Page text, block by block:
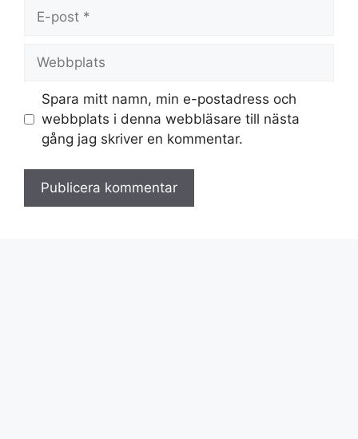
post
Spara mitt namn, min e-postadress och
webbplats i denna webbläsare till nästa
gång jag skriver en kommentar.